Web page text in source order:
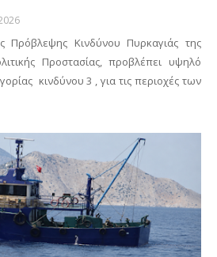
Πρόβλεψης Κινδύνου Πυρκαγιάς της
Προστασίας, προβλέπει υψηλό
κινδύνου 3 , για τις περιοχές των